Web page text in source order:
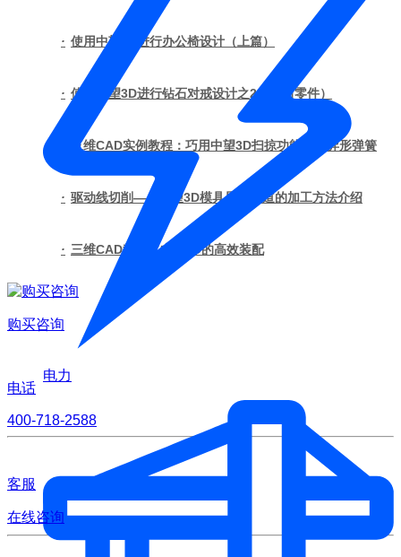
电力
· 使用中望3D进行办公椅设计（上篇）
· 使用中望3D进行钻石对戒设计之2（钻石零件）
三维CAD实例教程：巧用中望3D扫掠功能绘制异形弹簧
· 驱动线切削——中望3D模具异形流道的加工方法介绍
· 三维CAD教程之中望3D的高效装配
购买咨询
电话
400-718-2588
客服
在线咨询